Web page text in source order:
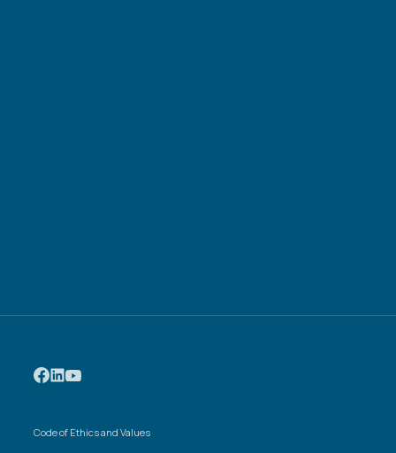
Code of Ethics and Values